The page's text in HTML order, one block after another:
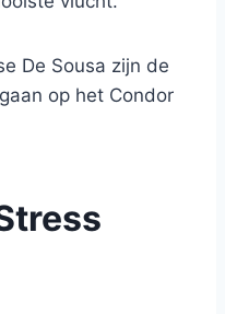
De Sousa zijn de
op het Condor